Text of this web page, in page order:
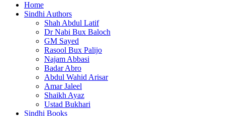
Home
Sindhi Authors
Shah Abdul Latif
Dr Nabi Bux Baloch
GM Sayed
Rasool Bux Palijo
Najam Abbasi
Badar Abro
Abdul Wahid Arisar
Amar Jaleel
Shaikh Ayaz
Ustad Bukhari
Sindhi Books